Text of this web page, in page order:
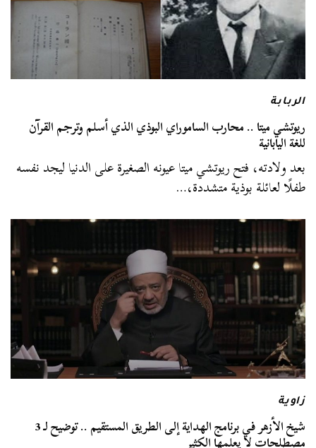
الربابة
ريوتشي ميتا .. محارب الساموراي البوذي الذي أسلم وترجم القرآن
للغة اليابانية
بعد ولادته، فتح ريوتشي ميتا عيونه الصغيرة على الدنيا ليجد نفسه
طفلًا لعائلة بوذية متشددة،…
زاوية
شيخ الأزهر في برنامج الهداية إلى الطريق المستقيم .. توضيح لـ 3
مصطلحات لا يعلمها الكثير